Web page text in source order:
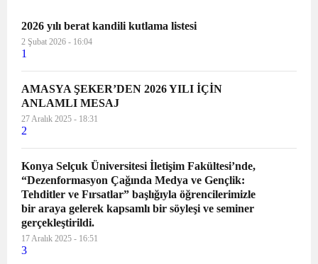
Milli Hakimiyet Yerleşkesi Kongre ve
2026 yılı berat kandili kutlama listesi
2 Şubat 2026 - 16:04
1
AMASYA ŞEKER’DEN 2026 YILI İÇİN
ANLAMLI MESAJ
27 Aralık 2025 - 18:31
2
Konya Selçuk Üniversitesi İletişim Fakültesi’nde,
“Dezenformasyon Çağında Medya ve Gençlik:
Tehditler ve Fırsatlar” başlığıyla öğrencilerimizle
bir araya gelerek kapsamlı bir söyleşi ve seminer
gerçekleştirildi.
17 Aralık 2025 - 16:51
3